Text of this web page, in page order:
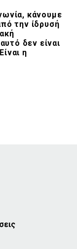
κάνουμε
την ίδρυσή
δεν είναι
η